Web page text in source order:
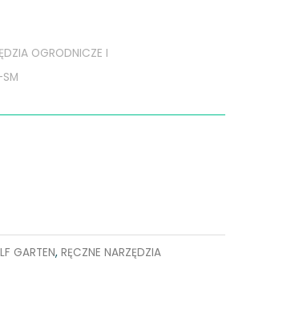
OGRODNICZE I
GARTEN, RĘCZNE NARZĘDZIA